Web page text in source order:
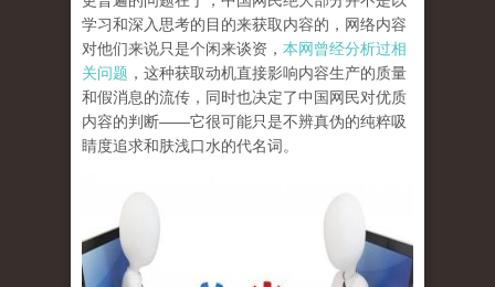
学习和深入思考的目的来获取内容的，网络内容
对他们来说只是个闲来谈资， 本网曾经分析过相
关问题 ，这种获取动机直接影响内容生产的质量
和假消息的流传，同时也决定了中国网民对优质
内容的判断——它很可能只是不辨真伪的纯粹吸
睛度追求和肤浅口水的代名词。